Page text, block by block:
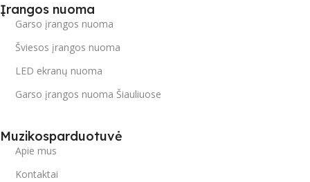
Įrangos nuoma
Garso įrangos nuoma
Šviesos įrangos nuoma
LED ekranų nuoma
Garso įrangos nuoma Šiauliuose
Muzikosparduotuvė
Apie mus
Kontaktai